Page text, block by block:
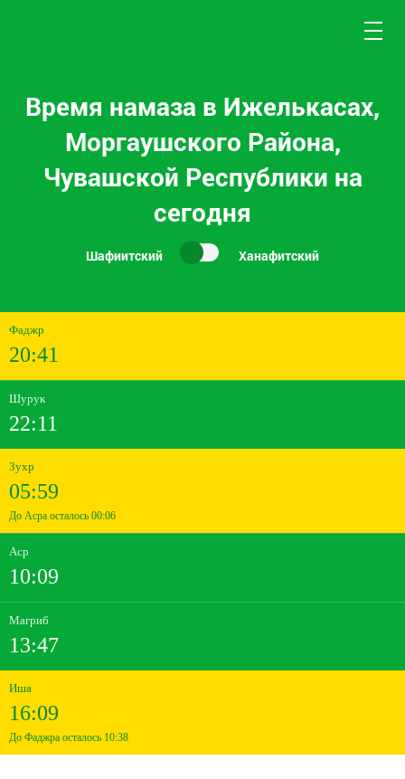
Время намаза в Ижелькасах,
Моргаушского Района,
Чувашской Республики на
сегодня
Шафиитский Ханафитский
Фаджр
20:41
Шурук
22:11
Зухр
05:59
До Асра осталось 00:06
Аср
10:09
Магриб
13:47
Иша
16:09
До Фаджра осталось 10:38